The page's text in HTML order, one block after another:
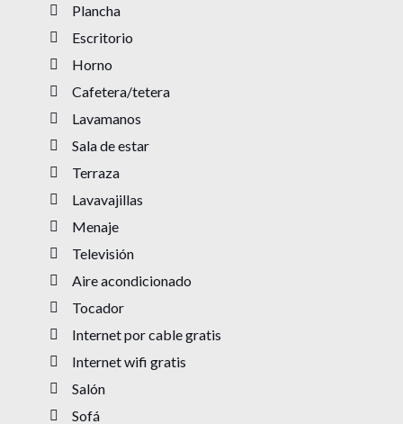
Plancha
Escritorio
Horno
Cafetera/tetera
Lavamanos
Sala de estar
Terraza
Lavavajillas
Menaje
Televisión
Aire acondicionado
Tocador
Internet por cable gratis
Internet wifi gratis
Salón
Sofá